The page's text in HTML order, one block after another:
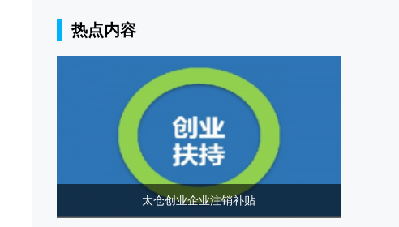
热点内容
太仓创业企业注销补贴